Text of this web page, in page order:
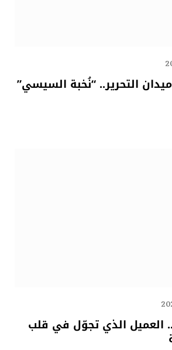
التحرير.. “نُخبة السيسي”
العميل الذي تجوّل في قلب